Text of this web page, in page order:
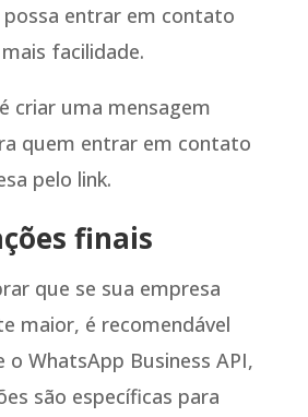
possa entrar em contato
facilidade.
criar uma mensagem
quem entrar em contato
pelo link.
finais
que se sua empresa
maior, é recomendável
o WhatsApp Business API,
são específicas para